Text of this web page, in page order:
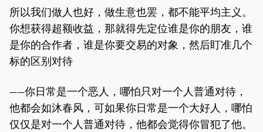
所以我们做人也好，做生意也罢，都不能平均主义。
你想获得超额收益，那就得先定位谁是你的朋友，谁
是你的合作者，谁是你要交易的对象，然后盯准几个
标的区别对待
——你日常是一个恶人，哪怕只对一个人普通对待，
他都会如沐春风，可如果你日常是一个大好人，哪怕
仅仅是对一个人普通对待，他都会觉得你冒犯了他。